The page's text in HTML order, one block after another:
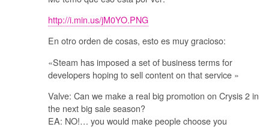
http://i.min.us/jM0YO.PNG
En otro orden de cosas, esto es muy gracioso:
«Steam has imposed a set of business terms for
developers hoping to sell content on that service »
Valve: Can we make a real big promotion on Crysis 2 in
the next big sale season?
EA: NO!… you would make people choose you